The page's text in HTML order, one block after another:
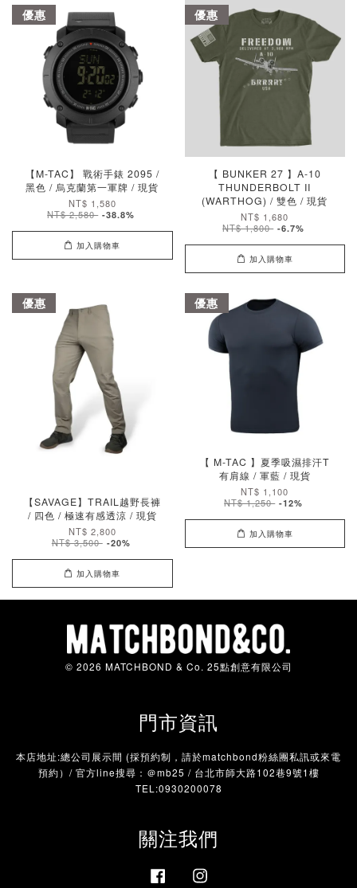
優惠
【M-TAC】 戰術手錶 2095 /
黑色 / 烏克蘭第一軍牌 / 現貨
NT$ 1,580
NT$ 2,580 -38.8%
加入購物車
優惠
【 BUNKER 27 】A-10
THUNDERBOLT II
(WARTHOG) / 雙色 / 現貨
NT$ 1,680
NT$ 1,800 -6.7%
加入購物車
優惠
【SAVAGE】TRAIL越野長褲
/ 四色 / 極速有感透涼 / 現貨
NT$ 2,800
NT$ 3,500 -20%
加入購物車
優惠
【 M-TAC 】夏季吸濕排汗T
有肩線 / 軍藍 / 現貨
NT$ 1,100
NT$ 1,250 -12%
加入購物車
© 2026 MATCHBOND & Co. 25點創意有限公司
門市資訊
本店地址:總公司展示間 (採預約制，請於matchbond粉絲團私訊或來電
預約）/ 官方line搜尋：＠mb25 / 台北市師大路102巷9號1樓
TEL:0930200078
關注我們
Facebook